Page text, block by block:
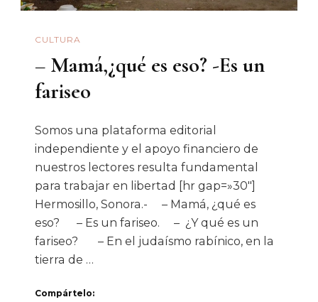
CULTURA
– Mamá,¿qué es eso? -Es un
fariseo
Somos una plataforma editorial
independiente y el apoyo financiero de
nuestros lectores resulta fundamental
para trabajar en libertad [hr gap=»30″]
Hermosillo, Sonora.- – Mamá, ¿qué es
eso? – Es un fariseo. – ¿Y qué es un
fariseo? – En el judaísmo rabínico, en la
tierra de …
Compártelo: